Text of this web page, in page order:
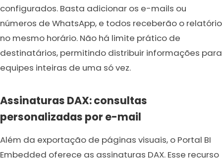
configurados. Basta adicionar os e-mails ou
números de WhatsApp, e todos receberão o relatório
no mesmo horário. Não há limite prático de
destinatários, permitindo distribuir informações para
equipes inteiras de uma só vez.
Assinaturas DAX: consultas
personalizadas por e-mail
Além da exportação de páginas visuais, o Portal BI
Embedded oferece as assinaturas DAX. Esse recurso